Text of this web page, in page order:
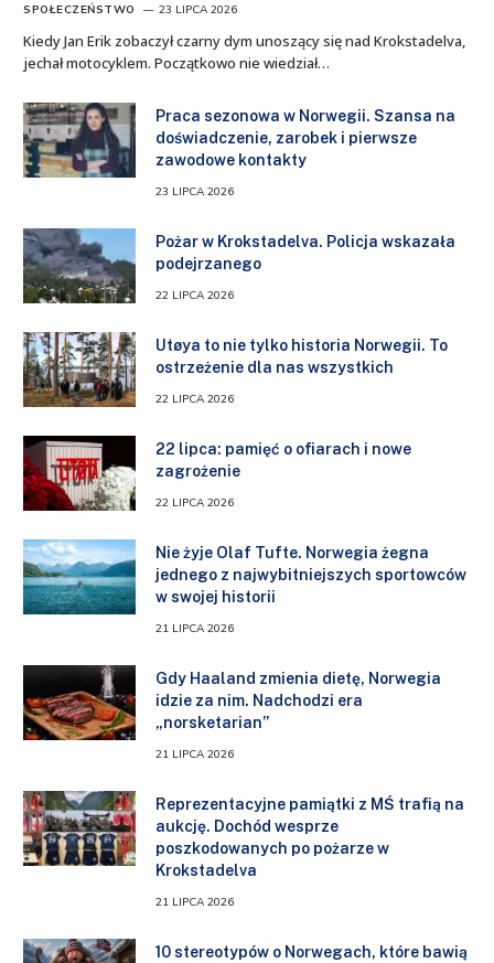
SPOŁECZEŃSTWO 23 LIPCA 2026
Kiedy Jan Erik zobaczył czarny dym unoszący się nad Krokstadelva,
jechał motocyklem. Początkowo nie wiedział…
Praca sezonowa w Norwegii. Szansa na
doświadczenie, zarobek i pierwsze
zawodowe kontakty
23 LIPCA 2026
Pożar w Krokstadelva. Policja wskazała
podejrzanego
22 LIPCA 2026
Utøya to nie tylko historia Norwegii. To
ostrzeżenie dla nas wszystkich
22 LIPCA 2026
22 lipca: pamięć o ofiarach i nowe
zagrożenie
22 LIPCA 2026
Nie żyje Olaf Tufte. Norwegia żegna
jednego z najwybitniejszych sportowców
w swojej historii
21 LIPCA 2026
Gdy Haaland zmienia dietę, Norwegia
idzie za nim. Nadchodzi era
„norsketarian”
21 LIPCA 2026
Reprezentacyjne pamiątki z MŚ trafią na
aukcję. Dochód wesprze
poszkodowanych po pożarze w
Krokstadelva
21 LIPCA 2026
10 stereotypów o Norwegach, które bawią